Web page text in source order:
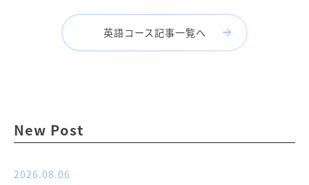
英語コース記事一覧へ
New Post
2026.08.06